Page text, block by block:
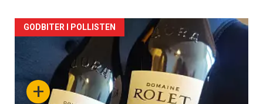
Forsiden
akkurat
nå+
GODBITER I POLLISTEN